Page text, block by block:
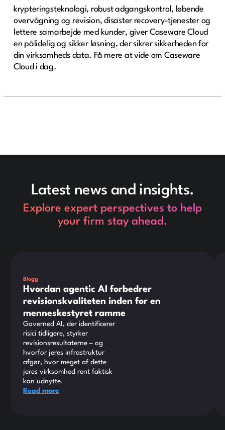
krypteringsteknologi, robust adgangskontrol, løbende
overvågning og revision, disaster recovery-tjenester og
lettere samarbejde med kunder, giver Caseware Cloud
en pålidelig og sikker løsning, der sikrer sikkerheden for
din virksomheds data. Få mere at vide om Caseware
Cloud i dag.
Latest news and insights.
Explore expert perspectives to help
your firm stay ahead.
Blogg
Hvordan agentic AI forbedrer
revisionskvaliteten inden for en
menneskestyret ramme
Governed AI, der identificerer
risici tidligere, styrker
revisionsresultaterne – og
hvorfor jeres infrastruktur
afgør, hvor meget af dette
jeres virksomhed rent faktisk
kan udnytte.
Read more